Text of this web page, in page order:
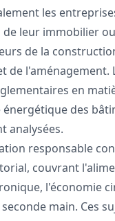
les
leur immobilier
de la
de l'aménagement.
en
des
analysées.
responsable
couvrant
l'économie
main. Ces